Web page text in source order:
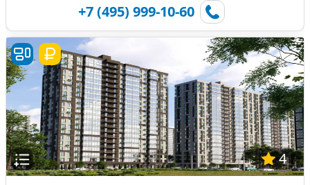
+7 (495) 999-10-60
4